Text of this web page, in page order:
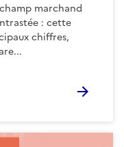
marchand
: cette
chiffres,